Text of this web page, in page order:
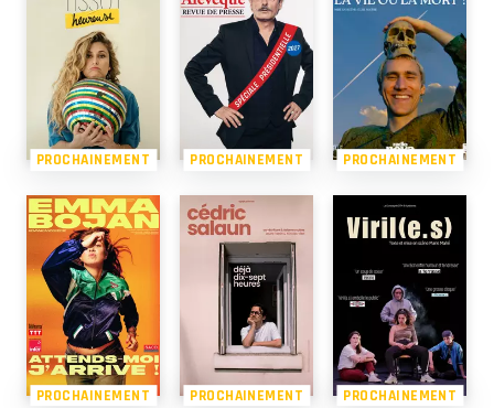
PROCHAINEMENT PROCHAINEMENT PROCHAINEMENT
PROCHAINEMENT PROCHAINEMENT PROCHAINEMENT